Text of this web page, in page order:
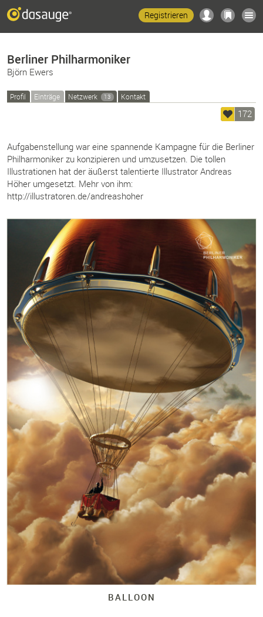
Registrieren
Berliner Philharmoniker
Björn Ewers
Profil Einträge Netzwerk 13 Kontakt
172
Aufgabenstellung war eine spannende Kampagne für die Berliner
Philharmoniker zu konzipieren und umzusetzen. Die tollen
Illustrationen hat der äußerst talentierte Illustrator Andreas
Höher umgesetzt. Mehr von ihm:
http://illustratoren.de/andreashoher
BALLOON